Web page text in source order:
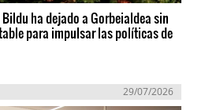
Bildu ha dejado a Gorbeialdea sin
para impulsar las políticas de
29/07/2026